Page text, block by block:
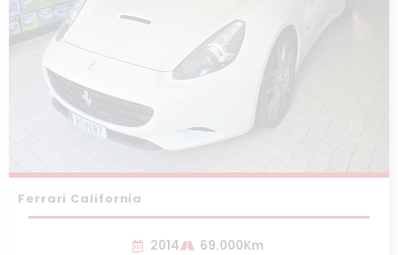
Ferrari California
2014
69.000Km